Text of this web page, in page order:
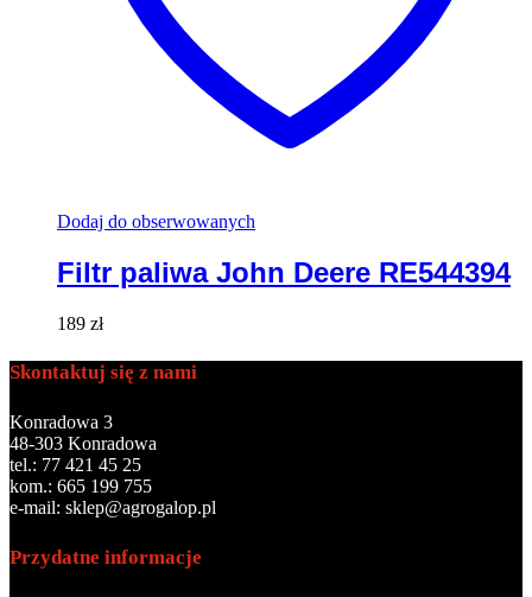
Dodaj do obserwowanych
Filtr paliwa John Deere RE544394
189 zł
Skontaktuj się z nami
Konradowa 3
48-303 Konradowa
tel.: 77 421 45 25
kom.: 665 199 755
e-mail: sklep@agrogalop.pl
Przydatne informacje